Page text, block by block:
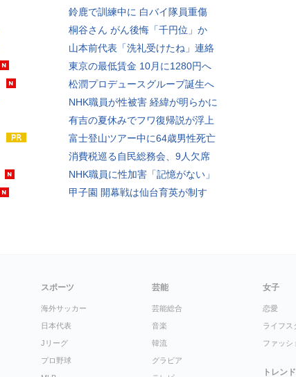
鈴鹿で訓練中に 白バイ隊員重傷
桐谷さん がん後悔「千円位」か
山本前代表「洗礼受けたね」連絡
東京の最低賃金 10月に1280円へ
松潤プロデュースグループ誕生へ
NHK職員が性被害 経緯が明らかに
有吉の夏休みでフワ復帰説が浮上
富士登山ツアー中に64歳男性死亡
消費税巡る自民総務会、9人欠席
NHK職員に性加害「記憶がない」
甲子園 開幕戦は仙台育英が制す
スポーツ
海外サッカー
日本代表
Jリーグ
プロ野球
芸能
芸能総合
音楽
韓流
グラビア
女子
恋愛
ライフス
ファッシ
トレンド